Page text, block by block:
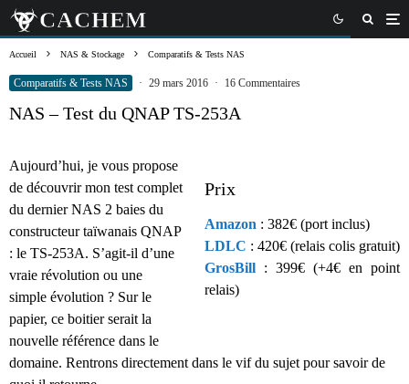
Accueil NAS & Stockage Comparatifs & Tests NAS
Comparatifs & Tests NAS · 29 mars 2016 · 16 Commentaires
NAS – Test du QNAP TS-253A
Prix
Amazon : 382€ (port inclus)
LDLC : 420€ (relais colis gratuit)
GrosBill : 399€ (+4€ en point
relais)
Aujourd’hui, je vous propose
de découvrir mon test complet
du dernier NAS 2 baies du
constructeur taïwanais QNAP
: le TS-253A. S’agit-il d’une
vraie révolution ou une
simple évolution ? Sur le
papier, ce boitier serait la
nouvelle référence dans le
domaine. Rentrons directement dans le vif du sujet pour savoir de